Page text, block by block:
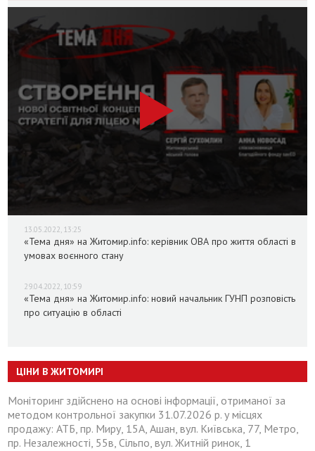
13.05.2022, 13:25
«Тема дня» на Житомир.info: керівник ОВА про життя області в
умовах воєнного стану
29.04.2022, 10:59
«Тема дня» на Житомир.info: новий начальник ГУНП розповість
про ситуацію в області
ЦІНИ В ЖИТОМИРІ
Моніторинг здійснено на основі інформації, отриманої за
методом контрольної закупки 31.07.2026 р. у місцях
продажу: АТБ, пр. Миру, 15А, Ашан, вул. Київська, 77, Метро,
пр. Незалежності, 55в, Сільпо, вул. Житній ринок, 1